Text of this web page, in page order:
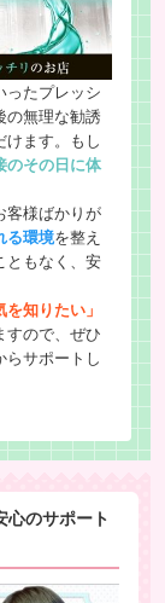
ったプレッシ
の無理な勧誘
けます。もし
のその日に体
客様ばかりが
る環境を整え
ともなく、安
知りたい」
すので、ぜひ
らサポートし
心のサポート